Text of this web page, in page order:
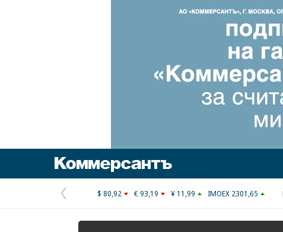
Предыдущая
страница
$ 80,92 € 93,19 ¥ 11,99 IMOEX 2301,65